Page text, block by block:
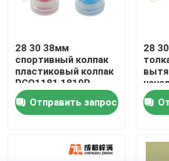
Проверка качества
Свяжитесь мы
Новости
Упаковка напитка еды
Алюминиевая упаковка напитка
28 30 38мм
спортивный колпак
пластиковый колпак
PCO1181 1810P
Отправить запрос
28